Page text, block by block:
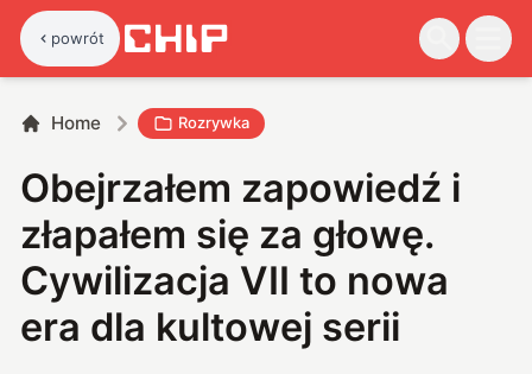
powrót
Home Rozrywka
Obejrzałem zapowiedź i
złapałem się za głowę.
Cywilizacja VII to nowa
era dla kultowej serii